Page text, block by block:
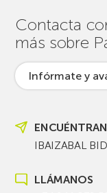
Contacta
más sobre
Infórmate y
IBAIZABAL
LLÁMANOS